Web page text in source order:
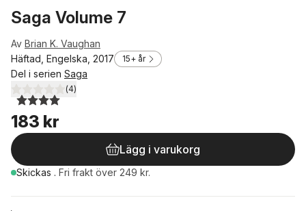
Saga Volume 7
Av Brian K. Vaughan
Häftad, Engelska, 2017
15+ år
Del i serien Saga
4,0utav 5 stjärnor. Totalt antal röster:
(4)
183 kr
Lägg i varukorg
Skickas . Fri frakt över 249 kr.